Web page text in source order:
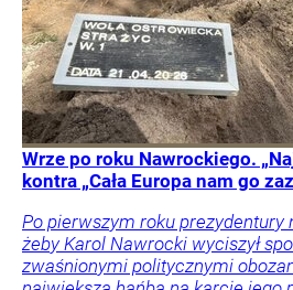
Wrze po roku Nawrockiego.
kontra „Cała Europa nam go
Po pierwszym roku prezydentury
żeby Karol Nawrocki wyciszył
zwaśnionymi politycznymi